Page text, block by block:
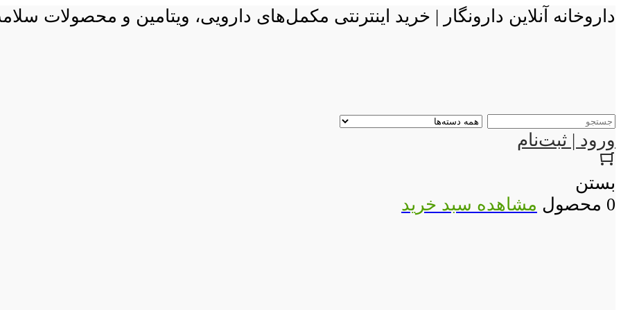
داروخانه آنلاین دارونگار | خرید اینترنتی مکمل‌های دارویی، ویتامین و محصولات
ورود | ثبت‌نام
بستن
0 محصول
مشاهده سبد خرید